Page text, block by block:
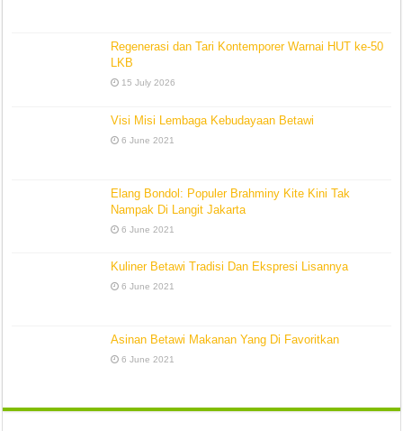
Regenerasi dan Tari Kontemporer Warnai HUT ke-50
LKB
15 July 2026
Visi Misi Lembaga Kebudayaan Betawi
6 June 2021
Elang Bondol: Populer Brahminy Kite Kini Tak
Nampak Di Langit Jakarta
6 June 2021
Kuliner Betawi Tradisi Dan Ekspresi Lisannya
6 June 2021
Asinan Betawi Makanan Yang Di Favoritkan
6 June 2021